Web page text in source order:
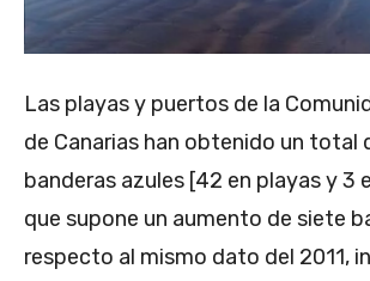
Las playas y puertos de la
de Canarias han obtenido un total
banderas azules [42 en playas y 3
que supone un aumento de siete
respecto al mismo dato del 2011,